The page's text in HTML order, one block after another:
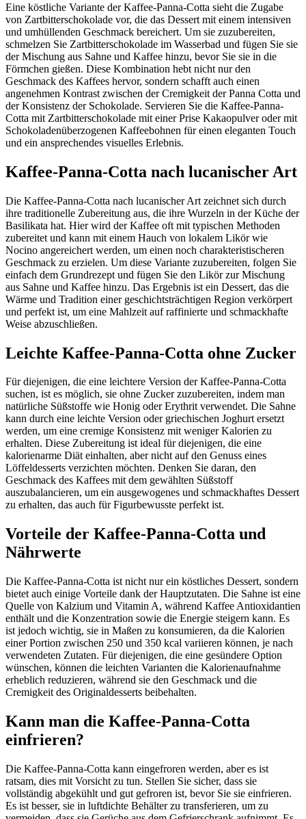
Eine köstliche Variante der Kaffee-Panna-Cotta sieht die Zugabe
von Zartbitterschokolade vor, die das Dessert mit einem intensiven
und umhüllenden Geschmack bereichert. Um sie zuzubereiten,
schmelzen Sie Zartbitterschokolade im Wasserbad und fügen Sie sie
der Mischung aus Sahne und Kaffee hinzu, bevor Sie sie in die
Förmchen gießen. Diese Kombination hebt nicht nur den
Geschmack des Kaffees hervor, sondern schafft auch einen
angenehmen Kontrast zwischen der Cremigkeit der Panna Cotta und
der Konsistenz der Schokolade. Servieren Sie die Kaffee-Panna-
Cotta mit Zartbitterschokolade mit einer Prise Kakaopulver oder mit
Schokoladenüberzogenen Kaffeebohnen für einen eleganten Touch
und ein ansprechendes visuelles Erlebnis.
Kaffee-Panna-Cotta nach lucanischer Art
Die Kaffee-Panna-Cotta nach lucanischer Art zeichnet sich durch
ihre traditionelle Zubereitung aus, die ihre Wurzeln in der Küche der
Basilikata hat. Hier wird der Kaffee oft mit typischen Methoden
zubereitet und kann mit einem Hauch von lokalem Likör wie
Nocino angereichert werden, um einen noch charakteristischeren
Geschmack zu erzielen. Um diese Variante zuzubereiten, folgen Sie
einfach dem Grundrezept und fügen Sie den Likör zur Mischung
aus Sahne und Kaffee hinzu. Das Ergebnis ist ein Dessert, das die
Wärme und Tradition einer geschichtsträchtigen Region verkörpert
und perfekt ist, um eine Mahlzeit auf raffinierte und schmackhafte
Weise abzuschließen.
Leichte Kaffee-Panna-Cotta ohne Zucker
Für diejenigen, die eine leichtere Version der Kaffee-Panna-Cotta
suchen, ist es möglich, sie ohne Zucker zuzubereiten, indem man
natürliche Süßstoffe wie Honig oder Erythrit verwendet. Die Sahne
kann durch eine leichte Version oder griechischen Joghurt ersetzt
werden, um eine cremige Konsistenz mit weniger Kalorien zu
erhalten. Diese Zubereitung ist ideal für diejenigen, die eine
kalorienarme Diät einhalten, aber nicht auf den Genuss eines
Löffeldesserts verzichten möchten. Denken Sie daran, den
Geschmack des Kaffees mit dem gewählten Süßstoff
auszubalancieren, um ein ausgewogenes und schmackhaftes Dessert
zu erhalten, das auch für Figurbewusste perfekt ist.
Vorteile der Kaffee-Panna-Cotta und
Nährwerte
Die Kaffee-Panna-Cotta ist nicht nur ein köstliches Dessert, sondern
bietet auch einige Vorteile dank der Hauptzutaten. Die Sahne ist eine
Quelle von Kalzium und Vitamin A, während Kaffee Antioxidantien
enthält und die Konzentration sowie die Energie steigern kann. Es
ist jedoch wichtig, sie in Maßen zu konsumieren, da die Kalorien
einer Portion zwischen 250 und 350 kcal variieren können, je nach
verwendeten Zutaten. Für diejenigen, die eine gesündere Option
wünschen, können die leichten Varianten die Kalorienaufnahme
erheblich reduzieren, während sie den Geschmack und die
Cremigkeit des Originaldesserts beibehalten.
Kann man die Kaffee-Panna-Cotta
einfrieren?
Die Kaffee-Panna-Cotta kann eingefroren werden, aber es ist
ratsam, dies mit Vorsicht zu tun. Stellen Sie sicher, dass sie
vollständig abgekühlt und gut gefroren ist, bevor Sie sie einfrieren.
Es ist besser, sie in luftdichte Behälter zu transferieren, um zu